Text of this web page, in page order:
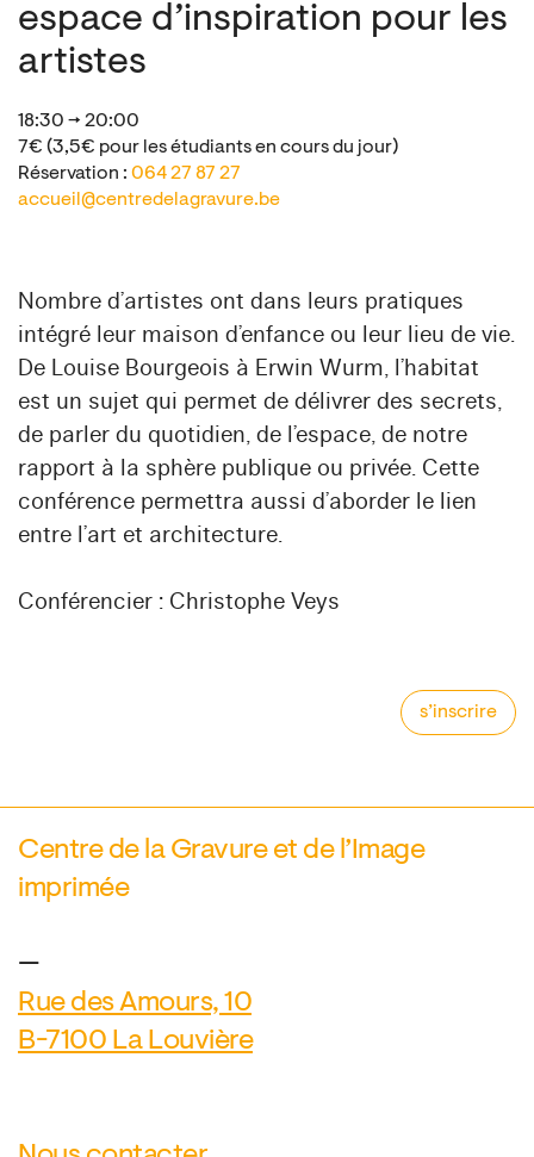
espace d’inspiration pour les
artistes
18:30 → 20:00
7€ (3,5€ pour les étudiants en cours du jour)
Réservation : 064 27 87 27
accueil@centredelagravure.be
Nombre d’artistes ont dans leurs pratiques
intégré leur maison d’enfance ou leur lieu de vie.
De Louise Bourgeois à Erwin Wurm, l’habitat
est un sujet qui permet de délivrer des secrets,
de parler du quotidien, de l’espace, de notre
rapport à la sphère publique ou privée. Cette
conférence permettra aussi d’aborder le lien
entre l’art et architecture.
Conférencier : Christophe Veys
s’inscrire
Centre de la Gravure et de l’Image
imprimée
—
Rue des Amours, 10
B-7100 La Louvière